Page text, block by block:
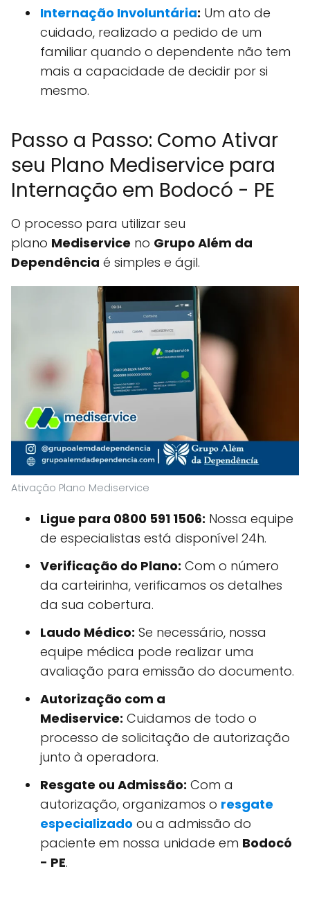
Internação Involuntária: Um ato de
cuidado, realizado a pedido de um
familiar quando o dependente não tem
mais a capacidade de decidir por si
mesmo.
Passo a Passo: Como Ativar
seu Plano Mediservice para
Internação em Bodocó - PE
O processo para utilizar seu
plano Mediservice no Grupo Além da
Dependência é simples e ágil.
Ativação Plano Mediservice
Ligue para 0800 591 1506: Nossa equipe
de especialistas está disponível 24h.
Verificação do Plano: Com o número
da carteirinha, verificamos os detalhes
da sua cobertura.
Laudo Médico: Se necessário, nossa
equipe médica pode realizar uma
avaliação para emissão do documento.
Autorização com a
Mediservice: Cuidamos de todo o
processo de solicitação de autorização
junto à operadora.
Resgate ou Admissão: Com a
autorização, organizamos o resgate
especializado ou a admissão do
paciente em nossa unidade em Bodocó
- PE.